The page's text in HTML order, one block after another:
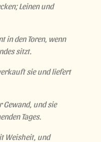
Leinen und
in den Toren, wenn
sitzt.
sie und liefert
und sie
Tages.
Weisheit, und